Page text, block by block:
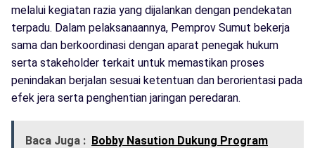
melalui kegiatan razia yang dijalankan dengan pendekatan
terpadu. Dalam pelaksanaannya, Pemprov Sumut bekerja
sama dan berkoordinasi dengan aparat penegak hukum
serta stakeholder terkait untuk memastikan proses
penindakan berjalan sesuai ketentuan dan berorientasi pada
efek jera serta penghentian jaringan peredaran.
Baca Juga : Bobby Nasution Dukung Program